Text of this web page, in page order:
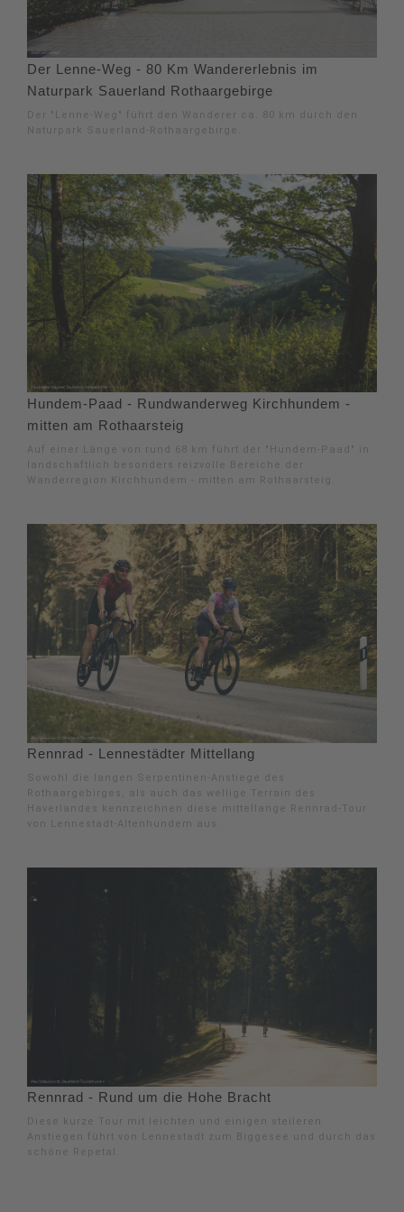
Der Lenne-Weg - 80 Km Wandererlebnis im
Naturpark Sauerland Rothaargebirge
Der "Lenne-Weg" führt den Wanderer ca. 80 km durch den
Naturpark Sauerland-Rothaargebirge.
Hundem-Paad - Rundwanderweg Kirchhundem -
mitten am Rothaarsteig
Auf einer Länge von rund 68 km führt der "Hundem-Paad" in
landschaftlich besonders reizvolle Bereiche der
Wanderregion Kirchhundem - mitten am Rothaarsteig.
Rennrad - Lennestädter Mittellang
Sowohl die langen Serpentinen-Anstiege des
Rothaargebirges, als auch das wellige Terrain des
Haverlandes kennzeichnen diese mittellange Rennrad-Tour
von Lennestadt-Altenhundem aus.
Rennrad - Rund um die Hohe Bracht
Diese kurze Tour mit leichten und einigen steileren
Anstiegen führt von Lennestadt zum Biggesee und durch das
schöne Repetal.